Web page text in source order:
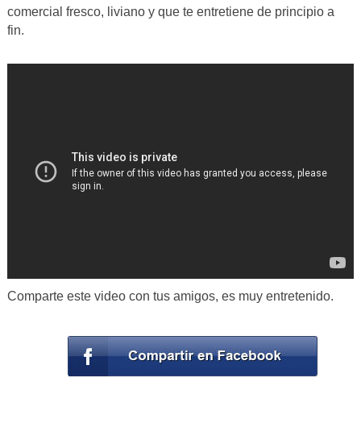
comercial fresco, liviano y que te entretiene de principio a
fin.
Comparte este video con tus amigos, es muy entretenido.